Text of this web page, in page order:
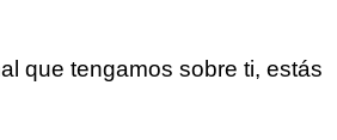
que tengamos sobre ti, estás